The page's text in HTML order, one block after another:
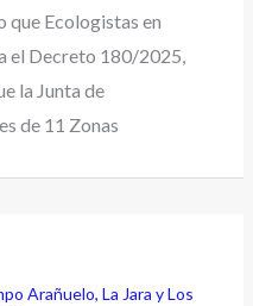
Ecologistas en
el Decreto 180/2025,
la Junta de
de 11 Zonas
Arañuelo,La Jara y Los